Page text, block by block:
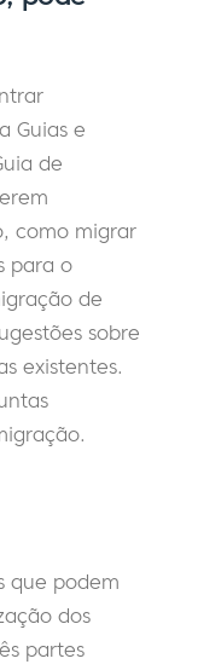
Guias e
de
como migrar
para o
de
sobre
existentes.
que podem
dos
partes